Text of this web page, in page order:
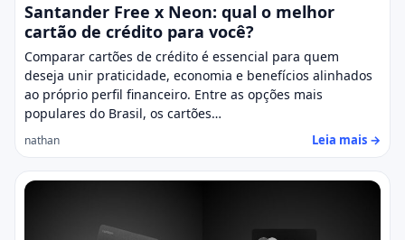
Santander Free x Neon: qual o melhor
cartão de crédito para você?
Comparar cartões de crédito é essencial para quem
deseja unir praticidade, economia e benefícios alinhados
ao próprio perfil financeiro. Entre as opções mais
populares do Brasil, os cartões…
nathan Leia mais →